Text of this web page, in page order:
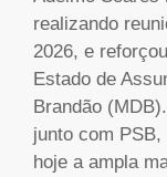
realizando
2026, e
Estado de
Brandão
junto com
hoje a ampla